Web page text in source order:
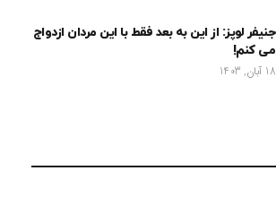
جنیفر لوپز: از این به بعد فقط با این مردان ازدواج
می کنم!
18 آبان, 1403